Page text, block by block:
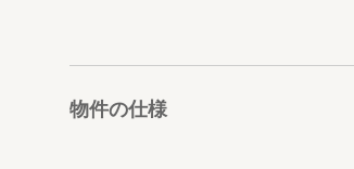
物件の仕様